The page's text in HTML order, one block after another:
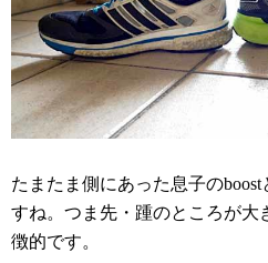
たまたま側にあった息子の
すね。つま先・踵のところが大
徴的です。